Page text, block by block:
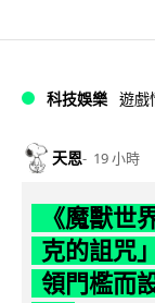
科技娛樂 遊戲
天恩 19 小時
《魔獸世
克的詛咒
領門檻而